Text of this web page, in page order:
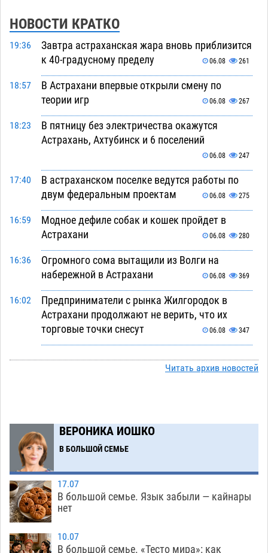
НОВОСТИ КРАТКО
19:36
Завтра астраханская жара вновь приблизится
к 40-градусному пределу
06.08 261
18:57
В Астрахани впервые открыли смену по
теории игр
06.08 267
18:23
В пятницу без электричества окажутся
Астрахань, Ахтубинск и 6 поселений
06.08 247
17:40
В астраханском поселке ведутся работы по
двум федеральным проектам
06.08 275
16:59
Модное дефиле собак и кошек пройдет в
Астрахани
06.08 280
16:36
Огромного сома вытащили из Волги на
набережной в Астрахани
06.08 369
16:02
Предприниматели с рынка Жилгородок в
Астрахани продолжают не верить, что их
торговые точки снесут
06.08 347
на новой серебряной монете Банка России
в музее Пушкина в Москве
06.08 257
13:50
Мэрия Астрахани переводит городские
зеленые зоны на автоматический полив
13:13
Скончался второй ребенок после пожара в
Астрахани
12:49
Астраханские гандболисты с крупной победы
Читать архив новостей
ВЕРОНИКА ИОШКО
В БОЛЬШОЙ СЕМЬЕ
17.07
В большой семье. Язык забыли — кайнары
нет
10.07
В большой семье. «Тесто мира»: как